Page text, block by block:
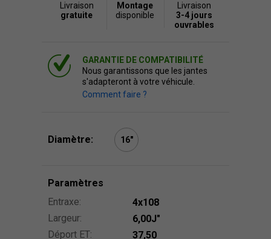
Livraison
gratuite
Montage
disponible
Livraison
3-4 jours
ouvrables
GARANTIE DE COMPATIBILITÉ
Nous garantissons que les jantes
s'adapteront à votre véhicule.
Comment faire ?
Diamètre: 16″
Paramètres
Entraxe:
4x108
Largeur:
6,00J″
Déport ET:
37,50